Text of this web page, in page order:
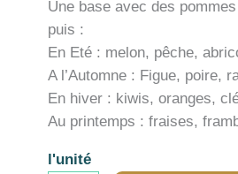
Une base avec des
puis :
En Eté : melon, pêche,
A l’Automne : Figue, poire,
En hiver : kiwis, oranges,
Au printemps : fraises,
l'unité